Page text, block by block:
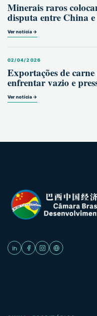
Minerais raros
disputa entre China
Ver notícia →
02/04/2026
Exportações de
enfrentar vazio e
Ver notícia →